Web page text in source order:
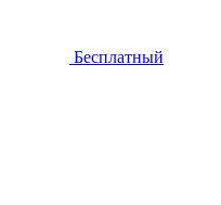
Бесплатный